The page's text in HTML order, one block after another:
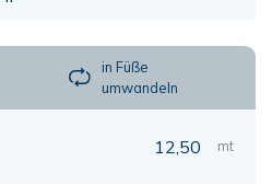
in Füße
umwandeln
12,50 mt